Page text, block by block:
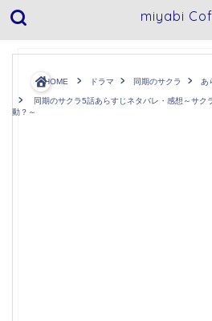
miyabi
HOME ドラマ 同期のサクラ あ
同期のサクラ5話あらすじネタバレ・感想～サク
動？～